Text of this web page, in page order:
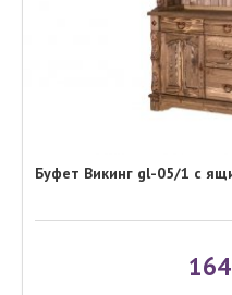
Буфет Викинг gl-05/1 с